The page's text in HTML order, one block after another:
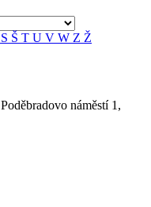
S Š T U V W Z Ž
Poděbradovo náměstí 1,